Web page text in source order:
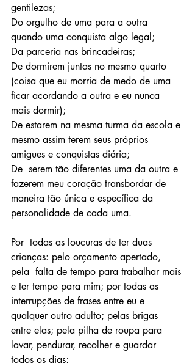
gentilezas;
Do orgulho de uma para a outra
quando uma conquista algo legal;
Da parceria nas brincadeiras;
De dormirem juntas no mesmo quarto
(coisa que eu morria de medo de uma
ficar acordando a outra e eu nunca
mais dormir);
De estarem na mesma turma da escola e
mesmo assim terem seus próprios
amigues e conquistas diária;
De  serem tão diferentes uma da outra e
fazerem meu coração transbordar de
maneira tão única e específica da
personalidade de cada uma.
Por  todas as loucuras de ter duas
crianças: pelo orçamento apertado,
pela  falta de tempo para trabalhar mais
e ter tempo para mim; por todas as
interrupções de frases entre eu e
qualquer outro adulto; pelas brigas
entre elas; pela pilha de roupa para
lavar, pendurar, recolher e guardar
todos os dias;